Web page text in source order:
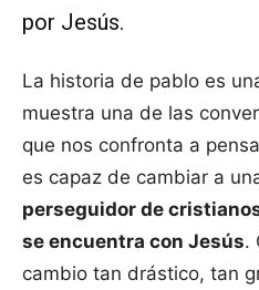
por Jesús.
La historia de pablo es
muestra una de las
que nos confronta a
es capaz de cambiar a
perseguidor de
se encuentra con Jesús.
cambio tan drástico, tan